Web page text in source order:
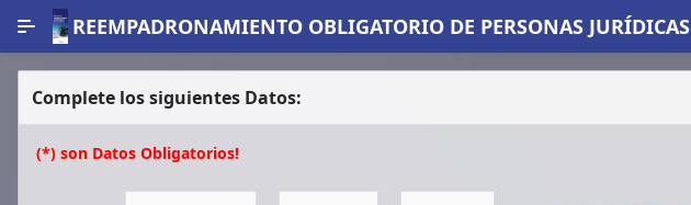
Skip to Main Content
REEMPADRONAMIENTO OBLIGATORIO DE PERSONAS JURÍDICAS
Complete los siguientes Datos:
(*) son Datos Obligatorios!